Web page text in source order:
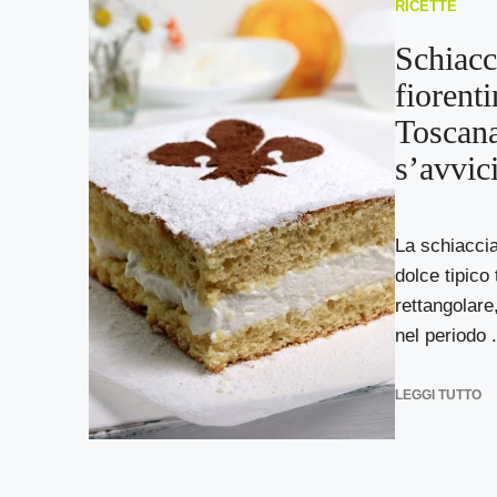
RICETTE
La
dolce tipico
nel periodo
LEGGI TUTTO